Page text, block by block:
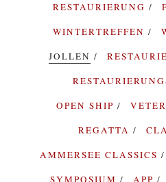
RESTAURIERUNG
WINTERTREFFEN
JOLLEN
OPEN SHIP
REGATTA
AMMERSEE CLASSICS
SYMPOSIUM
APP